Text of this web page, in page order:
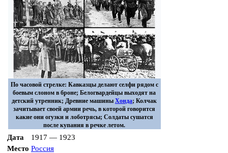
По часовой стрелке: Кавказцы делают селфи рядом с
боевым слоном в броне; Белогвардейцы выходят на
детский утренник; Древние машины Хонда; Колчак
зачитывает своей армии речь, в которой говорится
какие они огузки и лоботрясы; Солдаты сушатся
после купания в речке летом.
Дата
1917 — 1923
Место Россия